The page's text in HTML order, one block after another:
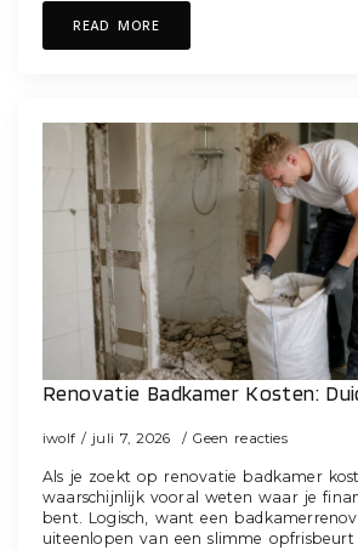
READ MORE
Renovatie Badkamer Kosten:
iwolf juli 7, 2026 Geen reacties
Als je zoekt op renovatie badkamer
waarschijnlijk vooral weten waar je
bent. Logisch, want een
uiteenlopen van een slimme